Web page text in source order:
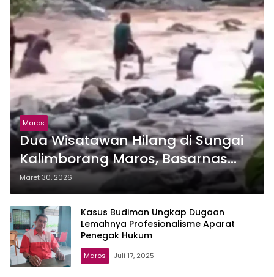
Maros
Dua Wisatawan Hilang di Sungai
Kalimborang Maros, Basarnas
Makassar Turunkan Tim SAR
Maret 30, 2026
Kasus Budiman Ungkap Dugaan
Lemahnya Profesionalisme Aparat
Penegak Hukum
Maros Juli 17, 2025